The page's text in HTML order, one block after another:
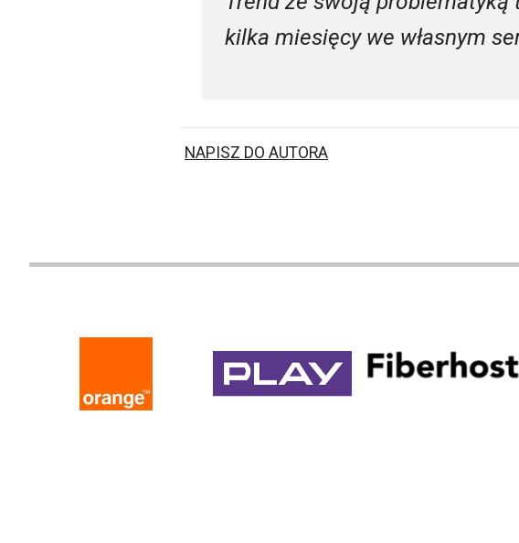
kilka miesięcy we własnym
NAPISZ DO AUTORA